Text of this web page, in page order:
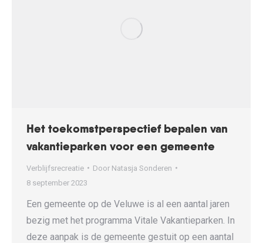
Het toekomstperspectief bepalen van
vakantieparken voor een gemeente
Verblijfsrecreatie Door Natasja Sonderen
8 september 2023
Een gemeente op de Veluwe is al een aantal jaren
bezig met het programma Vitale Vakantieparken. In
deze aanpak is de gemeente gestuit op een aantal